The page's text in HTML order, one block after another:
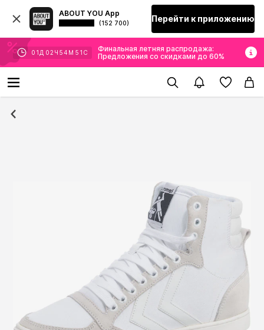
ABOUT YOU App
(152 700) Перейти к приложению
01 Д 02 Ч 54 М 50 С
Финальная летняя распродажа:
Предложения со скидками до 60%